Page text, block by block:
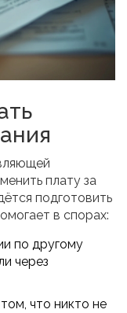
плату за
подготовить
в спорах:
по другому
через
что никто не